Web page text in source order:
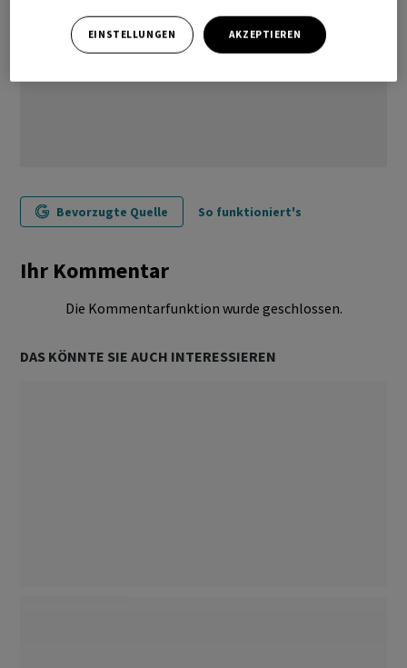
Bevorzugte Quelle So funktioniert's
Ihr Kommentar
Die Kommentarfunktion wurde geschlossen.
DAS KÖNNTE SIE AUCH INTERESSIEREN
EINSTELLUNGEN AKZEPTIEREN